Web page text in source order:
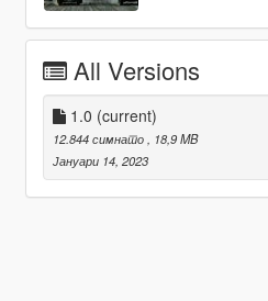
All Versions
1.0 (current)
12.844 симнато
, 18,9 MB
Јануари 14, 2023